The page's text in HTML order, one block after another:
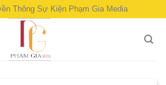
Thông Sự Kiện Phạm Gia Media